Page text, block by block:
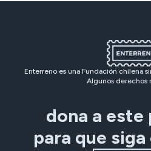
Enterreno es una Fundación chilena
Algunos derechos
dona a
para que